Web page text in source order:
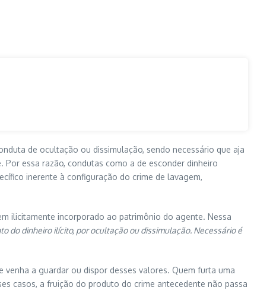
de ocultação ou dissimulação, sendo necessário que aja
essa razão, condutas como a de esconder dinheiro
inerente à configuração do crime de lavagem,
ilicitamente incorporado ao patrimônio do agente. Nessa
do dinheiro ilícito, por ocultação ou dissimulação. Necessário é
a guardar ou dispor desses valores. Quem furta uma
casos, a fruição do produto do crime antecedente não passa